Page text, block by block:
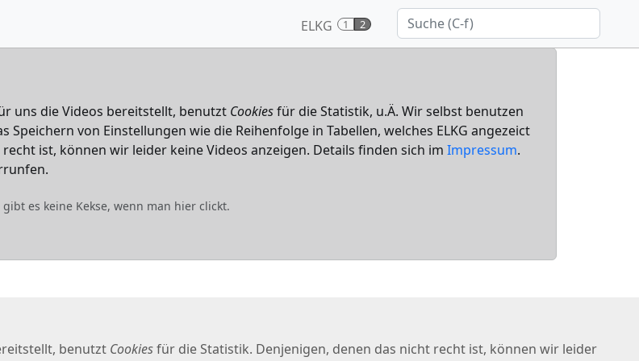
ELKG 1 2
uns die Videos bereitstellt, benutzt Cookiesfür die Statistik, u.Ä. Wir selbst benutzen
von Einstellungen wie die Reihenfolge in Tabellen, welches ELKG angezeict
ist, können wir leider keine Videos anzeigen. Details finden sich im Impressum.
gibt es keine Kekse, wenn man hier clickt.